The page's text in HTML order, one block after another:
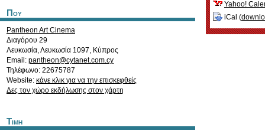
Που
Pantheon Art Cinema
Διαγόρου 29
Λευκωσία,Λευκωσία 1097, Κύπρος
Email: pantheon@cytanet.com.cy
Τηλέφωνο: 22675787
Website: κάνε κλικ για να την επισκεφθείς
Δες τον χώρο εκδήλωσης στον χάρτη
Τιμη
Yahoo!
iCal (